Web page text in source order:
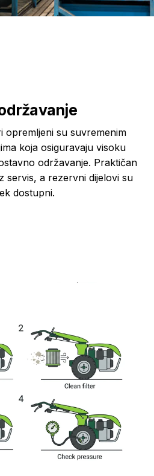
opremljeni su suvremenim
koja osiguravaju visoku
održavanje. Praktičan
servis, a rezervni dijelovi su
dostupni.